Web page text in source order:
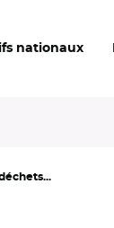
nationaux